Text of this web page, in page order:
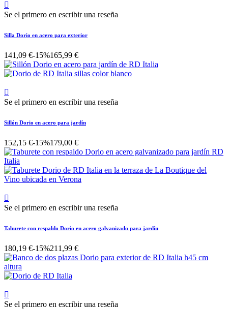

Se el primero en escribir una reseña
Silla Dorio en acero para exterior
141,09 €-15%165,99 €

Se el primero en escribir una reseña
Sillón Dorio en acero para jardín
152,15 €-15%179,00 €

Se el primero en escribir una reseña
Taburete con respaldo Dorio en acero galvanizado para jardín
180,19 €-15%211,99 €

Se el primero en escribir una reseña